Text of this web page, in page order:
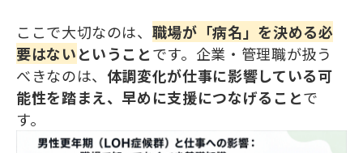
ここで大切なのは、 職場が「病名」を決める必
要はないということです。企業・管理職が扱う
べきなのは、 体調変化が仕事に影響している可
能性を踏まえ、早めに支援につなげることで
す。